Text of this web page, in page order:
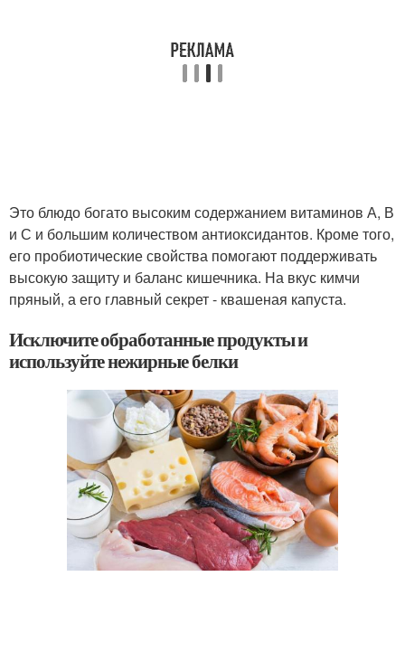
Это блюдо богато высоким содержанием витаминов А, В
и С и большим количеством антиоксидантов. Кроме того,
его пробиотические свойства помогают поддерживать
высокую защиту и баланс кишечника. На вкус кимчи
пряный, а его главный секрет - квашеная капуста.
Исключите обработанные продукты и
используйте нежирные белки